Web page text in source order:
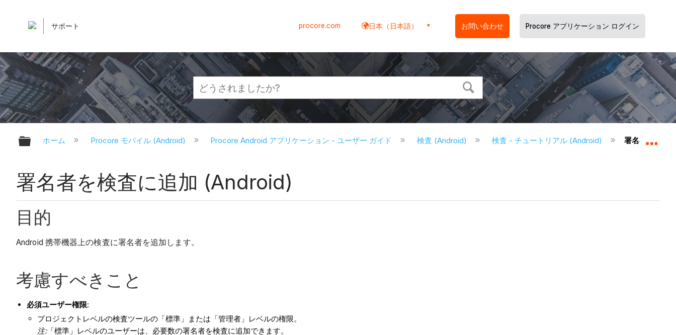
サポート procore.com 日本（日本語） お問い合わせ Procore アプリケーション ログイン
グローバル階層を展開/折りたたむ
ホーム Procore モバイル (Android) Procore Android アプリケーション - ユーザー ガイド 検査 (Android) 検査 - チュートリアル (Android) 署名者を検査
署名者を検査に追加 (Android)
目的
Android 携帯機器上の検査に署名者を追加します。
考慮すべきこと
必須ユーザー権限:
プロジェクトレベルの検査ツールの「標準」または「管理者」レベルの権限。
注:「標準」レベルのユーザーは、必要数の署名者を検査に追加できます。